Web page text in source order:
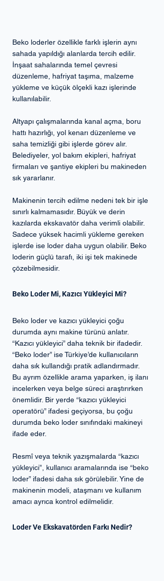
Beko loderler özellikle farklı işlerin aynı
sahada yapıldığı alanlarda tercih edilir.
İnşaat sahalarında temel çevresi
düzenleme, hafriyat taşıma, malzeme
yükleme ve küçük ölçekli kazı işlerinde
kullanılabilir.
Altyapı çalışmalarında kanal açma, boru
hattı hazırlığı, yol kenarı düzenleme ve
saha temizliği gibi işlerde görev alır.
Belediyeler, yol bakım ekipleri, hafriyat
firmaları ve şantiye ekipleri bu makineden
sık yararlanır.
Makinenin tercih edilme nedeni tek bir işle
sınırlı kalmamasıdır. Büyük ve derin
kazılarda ekskavatör daha verimli olabilir.
Sadece yüksek hacimli yükleme gereken
işlerde ise loder daha uygun olabilir. Beko
loderin güçlü tarafı, iki işi tek makinede
çözebilmesidir.
Beko Loder Mi, Kazıcı Yükleyici Mi?
Beko loder ve kazıcı yükleyici çoğu
durumda aynı makine türünü anlatır.
“Kazıcı yükleyici” daha teknik bir ifadedir.
“Beko loder” ise Türkiye’de kullanıcıların
daha sık kullandığı pratik adlandırmadır.
Bu ayrım özellikle arama yaparken, iş ilanı
incelerken veya belge süreci araştırırken
önemlidir. Bir yerde “kazıcı yükleyici
operatörü” ifadesi geçiyorsa, bu çoğu
durumda beko loder sınıfındaki makineyi
ifade eder.
Resmî veya teknik yazışmalarda “kazıcı
yükleyici”, kullanıcı aramalarında ise “beko
loder” ifadesi daha sık görülebilir. Yine de
makinenin modeli, ataşmanı ve kullanım
amacı ayrıca kontrol edilmelidir.
Loder Ve Ekskavatörden Farkı Nedir?